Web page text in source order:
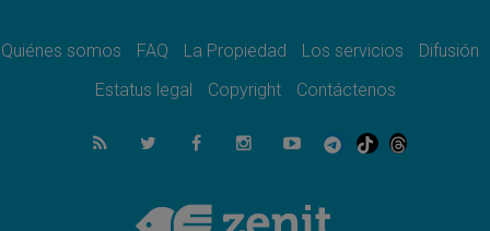
07.08.2026
el compromiso del cristiano"
La matanza de niños en Gaza no cesa: 300
muertos en 300 días
Tagle: La guerra desfigura el mundo, solo la
revelación de Dios lo transfigura
Quiénes somos FAQ La Propiedad Los servicios
Difusión
Estatus legal
Copyright Contáctenos